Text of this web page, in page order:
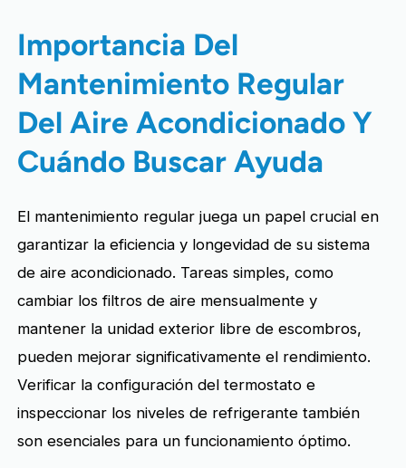
Importancia Del
Mantenimiento Regular
Del Aire Acondicionado Y
Cuándo Buscar Ayuda
El mantenimiento regular juega un papel crucial en
garantizar la eficiencia y longevidad de su sistema
de aire acondicionado. Tareas simples, como
cambiar los filtros de aire mensualmente y
mantener la unidad exterior libre de escombros,
pueden mejorar significativamente el rendimiento.
Verificar la configuración del termostato e
inspeccionar los niveles de refrigerante también
son esenciales para un funcionamiento óptimo.